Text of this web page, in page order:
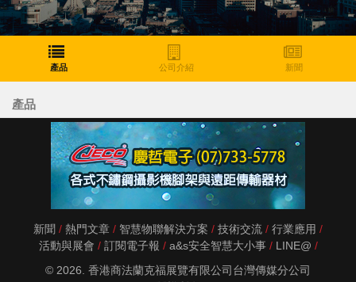
產品 公司介紹 新聞
產品
新聞 熱門文章 智慧物聯解決方案 技術交流
行業應用
活動與展會
訂閱電子報 a&s安全智慧大小事
LINE@
© 2026. 香港商法蘭克福展覽有限公司台灣傳媒分公司